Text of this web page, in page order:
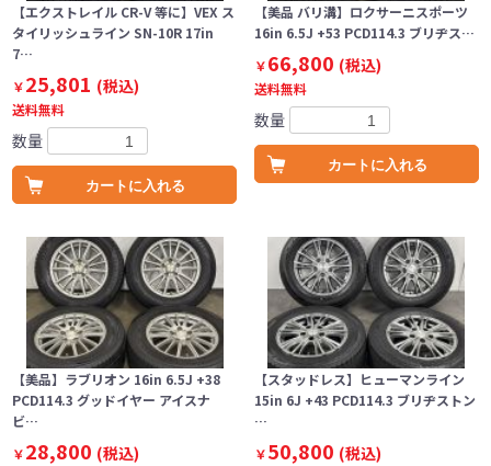
【エクストレイル CR-V 等に】VEX ス
タイリッシュライン SN-10R 17in
7…
￥25,801 (税込)
送料無料
数量
カートに入れる
【美品 バリ溝】ロクサーニスポーツ
16in 6.5J +53 PCD114.3 ブリヂス…
￥66,800 (税込)
送料無料
数量
カートに入れる
【美品】ラブリオン 16in 6.5J +38
PCD114.3 グッドイヤー アイスナ
ビ…
￥28,800 (税込)
【スタッドレス】ヒューマンライン
15in 6J +43 PCD114.3 ブリヂストン
…
￥50,800 (税込)